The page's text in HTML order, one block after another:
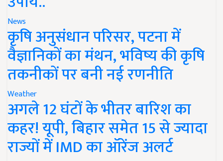
News
कृषि अनुसंधान परिसर, पटना में
वैज्ञानिकों का मंथन, भविष्य की कृषि
तकनीकों पर बनी नई रणनीति
Weather
अगले 12 घंटों के भीतर बारिश का
कहर! यूपी, बिहार समेत 15 से ज्यादा
राज्यों में IMD का ऑरेंज अलर्ट